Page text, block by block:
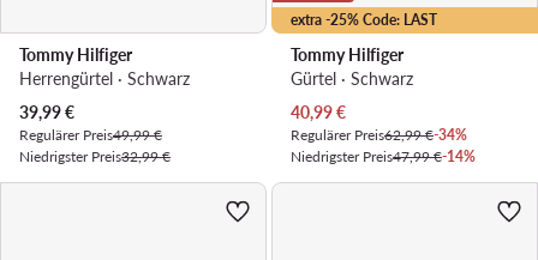
Tommy Hilfiger
Herrengürtel · Schwarz
Aktueller Preis
39,99€
Regulärer Preis49,99 €
Niedrigster Preis32,99 €
extra -25% Code: LAST
Tommy Hilfiger
Gürtel · Schwarz
Aktueller Preis
40,99€
Regulärer Preis62,99 €-34%
Niedrigster Preis47,99 €-14%